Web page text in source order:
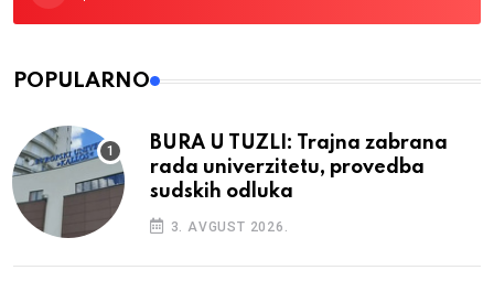
POPULARNO
BURA U TUZLI: Trajna zabrana
rada univerzitetu, provedba
sudskih odluka
3. AVGUST 2026.